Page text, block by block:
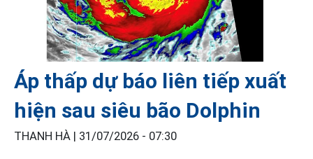
Áp thấp dự báo liên tiếp xuất
hiện sau siêu bão Dolphin
THANH HÀ | 31/07/2026 - 07:30